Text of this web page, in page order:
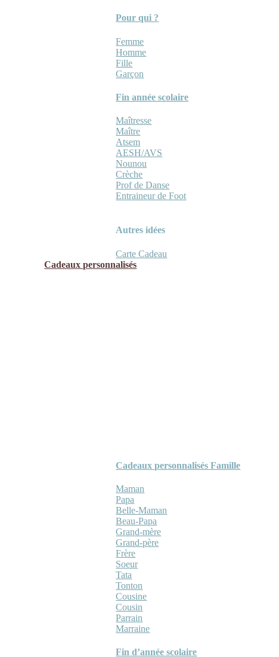
Pour qui ?
Femme
Homme
Fille
Garçon
Fin année scolaire
Maîtresse
Maître
Atsem
AESH/AVS
Nounou
Crèche
Prof de Danse
Entraineur de Foot
Autres idées
Carte Cadeau
Cadeaux personnalisés
Cadeaux personnalisés Famille
Maman
Papa
Belle-Maman
Beau-Papa
Grand-mère
Grand-père
Frère
Soeur
Tata
Tonton
Cousine
Cousin
Parrain
Marraine
Fin d’année scolaire